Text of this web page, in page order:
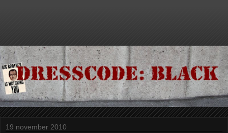
19 november 2010